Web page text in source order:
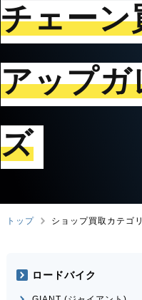
チェーン
アップガ
ズ
トップ ショップ買取カテゴ
ロードバイク